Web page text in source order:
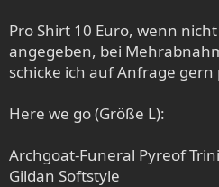
Pro Shirt 10 Euro, wenn
angegeben, bei
schicke ich auf Anfrage gern
Here we go (Größe L):
Archgoat-Funeral Pyreof
Gildan Softstyle